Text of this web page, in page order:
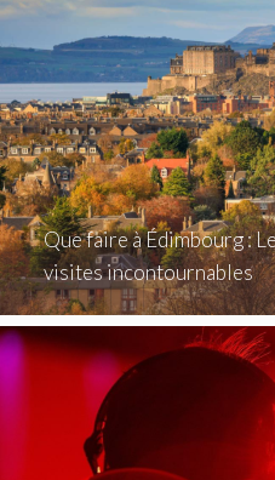
Que faire à Édimbourg :
visites incontournables